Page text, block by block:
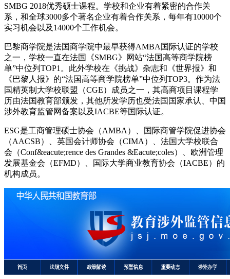
SMBG 2018优秀硕士课程。学校和企业有着紧密的合作关
系，和全球3000多个著名企业有着合作关系，每年有10000个
实习机会以及14000个工作机会。
巴黎商学院是法国商学院中最早获得AMBA国际认证的学校
之一，学校一直在法国《SMBG》网站“法国高等商学院榜
单”中位列TOP1。此外学校在《挑战》杂志和《世界报》和
《巴黎人报》的“法国高等商学院榜单”中位列TOP3。作为法
国精英制大学校联盟（CGE）成员之一，其高商项目课程学
历由法国教育部颁发，其他所发学历也受法国国家承认、中国
涉外教育监管网备案以及IACBE等国际认证。
ESG是工商管理硕士协会（AMBA）、国际商管学院促进协会
（AACSB）、英国会计师协会（CIMA）、法国大学校联合
会（Conf&eacute;rence des Grandes &Eacute;coles）、欧洲管理
发展基金会（EFMD）、国际大学商业教育协会（IACBE）的
机构成员。